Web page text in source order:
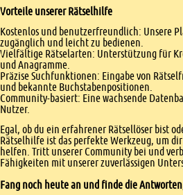
Vorteile unserer Rätselhilfe
Kostenlos und benutzerfreundlich: Unsere
zugänglich und leicht zu bedienen.
Vielfältige Rätselarten: Unterstützung für
und Anagramme.
Präzise Suchfunktionen: Eingabe von
und bekannte Buchstabenpositionen.
Community-basiert: Eine wachsende
Nutzer.
Egal, ob du ein erfahrener Rätsellöser bist
Rätselhilfe ist das perfekte Werkzeug, um
helfen. Tritt unserer Community bei und
Fähigkeiten mit unserer zuverlässigen
Fang noch heute an und finde die